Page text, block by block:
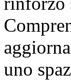
uno